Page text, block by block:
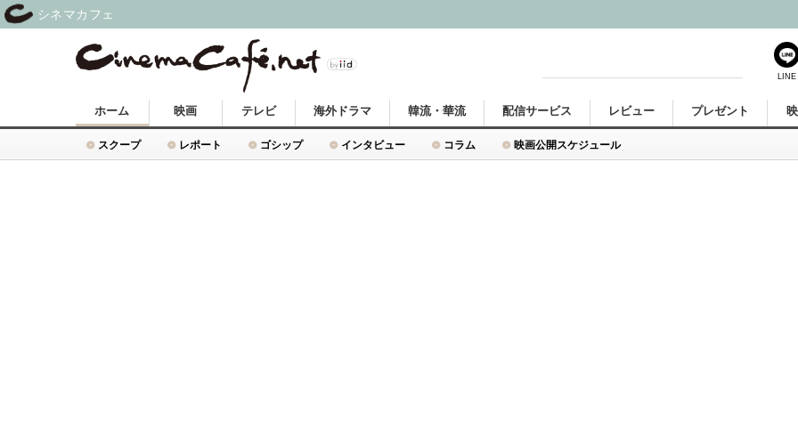
ホーム
スクープ レポート ゴシップ インタビュー コラム 映画公開スケジュール
映画 テレビ 海外ドラマ 韓流・華流 配信サービス レビュー プレゼント
LINE
シネマカフェ